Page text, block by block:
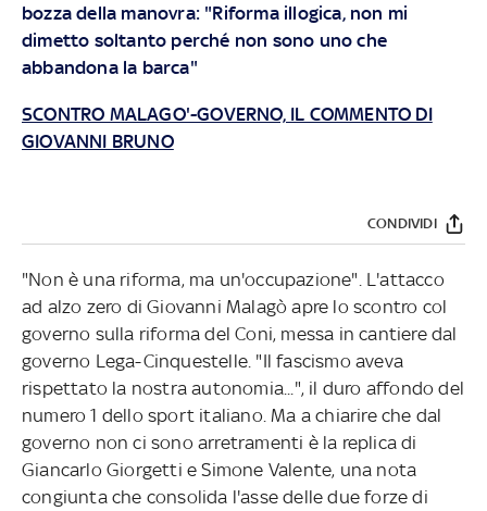
bozza della manovra: "Riforma illogica, non mi
dimetto soltanto perché non sono uno che
abbandona la barca"
SCONTRO MALAGO'-GOVERNO, IL COMMENTO DI
GIOVANNI BRUNO
CONDIVIDI
"Non è una riforma, ma un'occupazione". L'attacco
ad alzo zero di Giovanni Malagò apre lo scontro col
governo sulla riforma del Coni, messa in cantiere dal
governo Lega-Cinquestelle. "Il fascismo aveva
rispettato la nostra autonomia...", il duro affondo del
numero 1 dello sport italiano. Ma a chiarire che dal
governo non ci sono arretramenti è la replica di
Giancarlo Giorgetti e Simone Valente, una nota
congiunta che consolida l'asse delle due forze di